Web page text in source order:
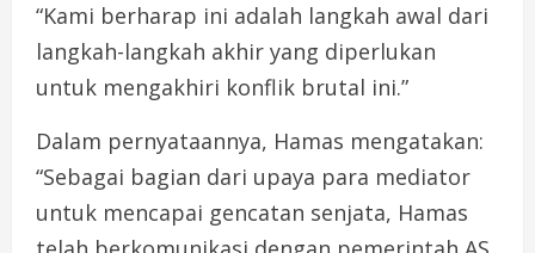
“Kami berharap ini adalah langkah awal dari
langkah-langkah akhir yang diperlukan
untuk mengakhiri konflik brutal ini.”
Dalam pernyataannya, Hamas mengatakan:
“Sebagai bagian dari upaya para mediator
untuk mencapai gencatan senjata, Hamas